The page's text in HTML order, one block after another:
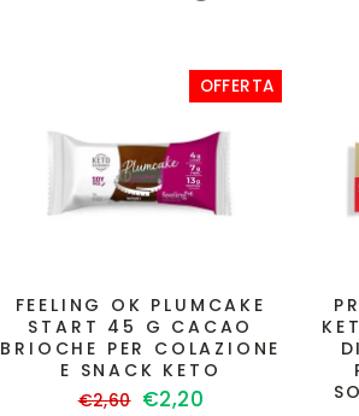
OFFERTA
FEELING OK PLUMCAKE
START 45 G CACAO
BRIOCHE PER COLAZIONE
E SNACK KETO
Prezzo
€2,60 Prezzo
€2,20